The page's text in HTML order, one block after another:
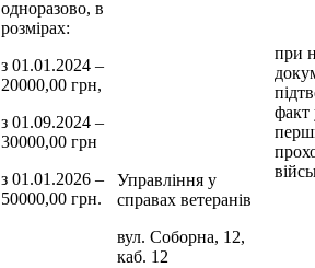
одноразово, в
розмірах:
з 01.01.2024 –
20000,00 грн,
з 01.09.2024 –
30000,00 грн
з 01.01.2026 –
50000,00 грн.
при
факт
Управління у
справах ветеранів
вул. Соборна, 12,
каб. 12